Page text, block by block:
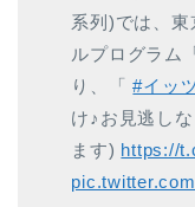
系列)では、東
ルプログラム
り、「#イッ
け♪お見逃し
ます) https://